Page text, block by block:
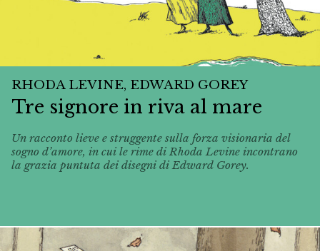
RHODA LEVINE, EDWARD GOREY
Tre signore in riva al mare
Un racconto lieve e struggente sulla forza visionaria del
sogno d’amore, in cui le rime di Rhoda Levine incontrano
la grazia puntuta dei disegni di Edward Gorey.